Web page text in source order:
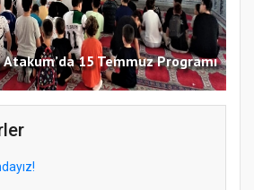
15 Temmuz Programı